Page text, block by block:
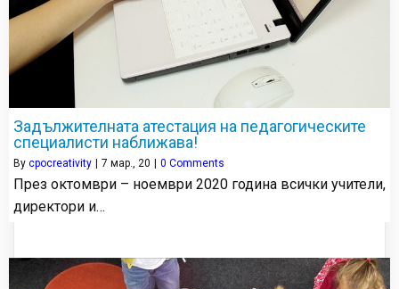
Задължителната атестация на педагогическите
специалисти наближава!
By cpocreativity | 7 мар., 20 | 0 Comments
През октомври – ноември 2020 година всички учители,
директори и…